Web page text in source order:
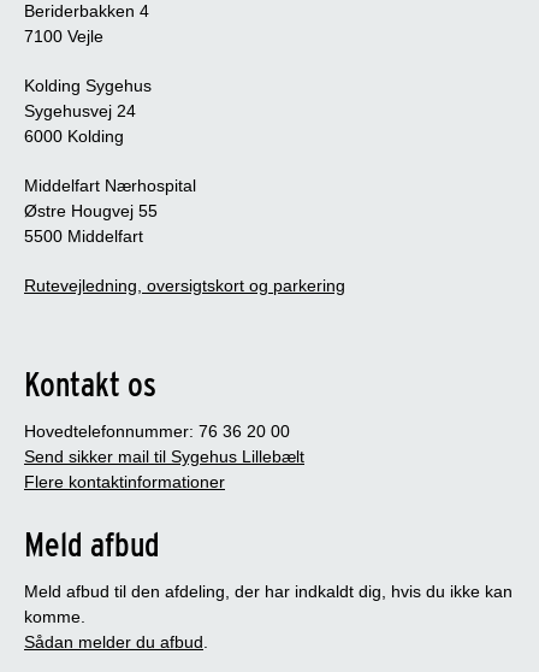
Beriderbakken 4
7100 Vejle
Kolding Sygehus
Sygehusvej 24
6000 Kolding
Middelfart Nærhospital
Østre Hougvej 55
5500 Middelfart
Rutevejledning, oversigtskort og parkering
Kontakt os
Hovedtelefonnummer: 76 36 20 00
Send sikker mail til Sygehus Lillebælt
Flere kontaktinformationer
Meld afbud
Meld afbud til den afdeling, der har indkaldt dig, hvis du ikke kan
komme.
Sådan melder du afbud.